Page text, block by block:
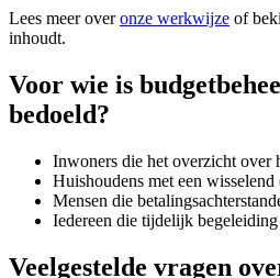
Lees meer overonze werkwijze of
inhoudt.
Voor wie is
bedoeld?
Inwoners die het overzicht over
Huishoudens met een
Mensen die
Iedereen die tijdelijk
Veelgestelde vragen